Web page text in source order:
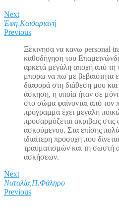
Next
Έφη,Καισαριανή
Previous
Ξεκινησα να κανω personal
καθοδήγηση του
αρκετά μεγάλη αποχή από τη
μπορω να πω με βεβαιότητα
διαφορά στη διάθεση μου
άσκηση, η οποία ήταν σε
στο σώμα φαίνονται από τον
πρόγραμμα έχει μεγάλη
προσαρμόζεται ακριβώς στις
ασκούμενου. Στα επίσης
ιδιαίτερη προσοχή που
τραυματισμών και τη σωστή
ασκήσεων.
Next
Ναταλία,Π.Φάληρο
Previous